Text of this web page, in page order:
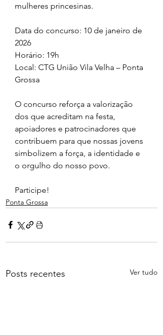
mulheres princesinas.
Data do concurso: 10 de janeiro de
2026
Horário: 19h
Local: CTG União Vila Velha – Ponta
Grossa
O concurso reforça a valorização
dos que acreditam na festa,
apoiadores e patrocinadores que
contribuem para que nossas jovens
simbolizem a força, a identidade e
o orgulho do nosso povo.
Participe!
Ponta Grossa
Posts recentes Ver tudo